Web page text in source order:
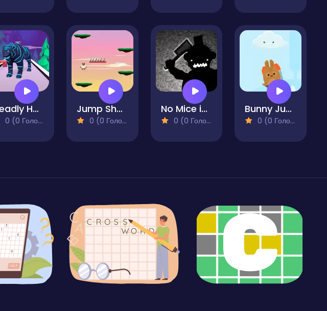
Deadly Hunters
0 (0 Голосів)
Jump Sheep Game
0 (0 Голосів)
No Mice in the Kitchen
0 (0 Голосів)
Bunny Jump
0 (0 Голосів)